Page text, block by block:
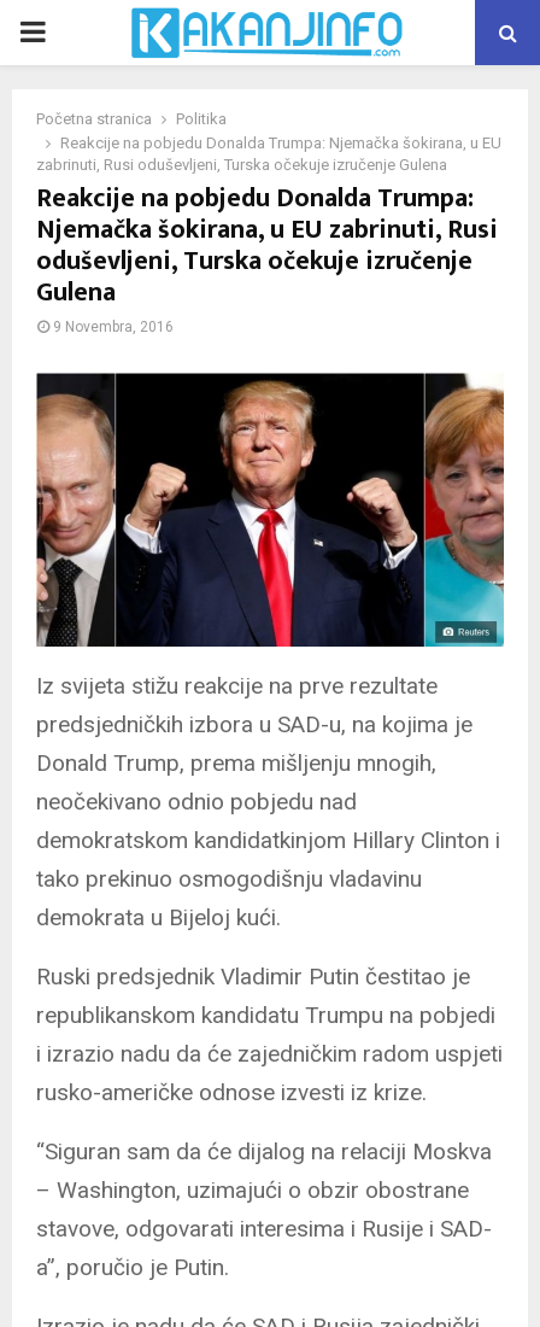
PRIMARY
Početna stranica
Politika
Reakcije na pobjedu Donalda Trumpa: Njemačka šokirana, u EU
zabrinuti, Rusi oduševljeni, Turska očekuje izručenje Gulena
Reakcije na pobjedu Donalda Trumpa:
Njemačka šokirana, u EU zabrinuti, Rusi
oduševljeni, Turska očekuje izručenje
Gulena
9 Novembra, 2016
Iz svijeta stižu reakcije na prve rezultate
predsjedničkih izbora u SAD-u, na kojima je
Donald Trump, prema mišljenju mnogih,
neočekivano odnio pobjedu nad
demokratskom kandidatkinjom Hillary Clinton i
tako prekinuo osmogodišnju vladavinu
demokrata u Bijeloj kući.
Ruski predsjednik Vladimir Putin čestitao je
republikanskom kandidatu Trumpu na pobjedi
i izrazio nadu da će zajedničkim radom uspjeti
rusko-američke odnose izvesti iz krize.
“Siguran sam da će dijalog na relaciji Moskva
– Washington, uzimajući o obzir obostrane
stavove, odgovarati interesima i Rusije i SAD-
a”, poručio je Putin.